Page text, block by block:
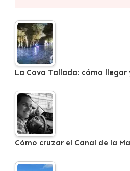
La Cova Tallada: cómo llegar
Cómo cruzar el Canal de la